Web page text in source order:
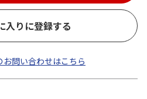
入りに登録する
お問い合わせはこちら